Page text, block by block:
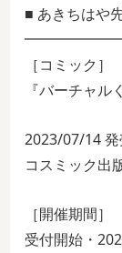
■ あきちはや
［コミック］
『バーチャル
2023/07/14 発
コスミック出
［開催期間］
受付開始・